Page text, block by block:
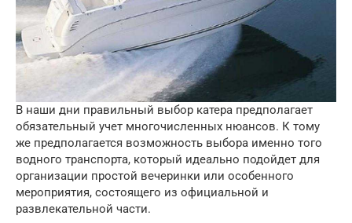
В наши дни правильный выбор катера предполагает
обязательный учет многочисленных нюансов. К тому
же предполагается возможность выбора именно того
водного транспорта, который идеально подойдет для
организации простой вечеринки или особенного
мероприятия, состоящего из официальной и
развлекательной части.